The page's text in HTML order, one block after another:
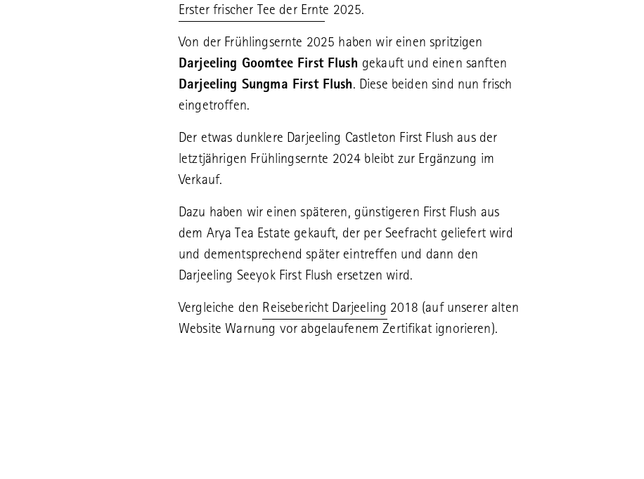
Erster frischer Tee der Ernte 2025.
Von der Frühlingsernte 2025 haben wir einen spritzigen
Darjeeling Goomtee First Flush gekauft und einen sanften
Darjeeling Sungma First Flush. Diese beiden sind nun frisch
eingetroffen.
Der etwas dunklere Darjeeling Castleton First Flush aus der
letztjährigen Frühlingsernte 2024 bleibt zur Ergänzung im
Verkauf.
Dazu haben wir einen späteren, günstigeren First Flush aus
dem Arya Tea Estate gekauft, der per Seefracht geliefert wird
und dementsprechend später eintreffen und dann den
Darjeeling Seeyok First Flush ersetzen wird.
Vergleiche den Reisebericht Darjeeling 2018 (auf unserer alten
Website Warnung vor abgelaufenem Zertifikat ignorieren).